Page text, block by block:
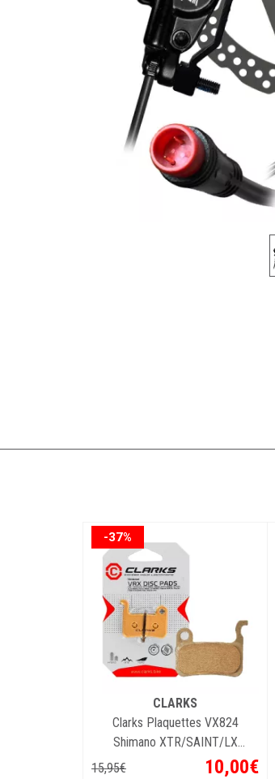
-37%
CLARKS
Clarks Plaquettes VX824
Shimano XTR/SAINT/LX
15,95€ 10,00€